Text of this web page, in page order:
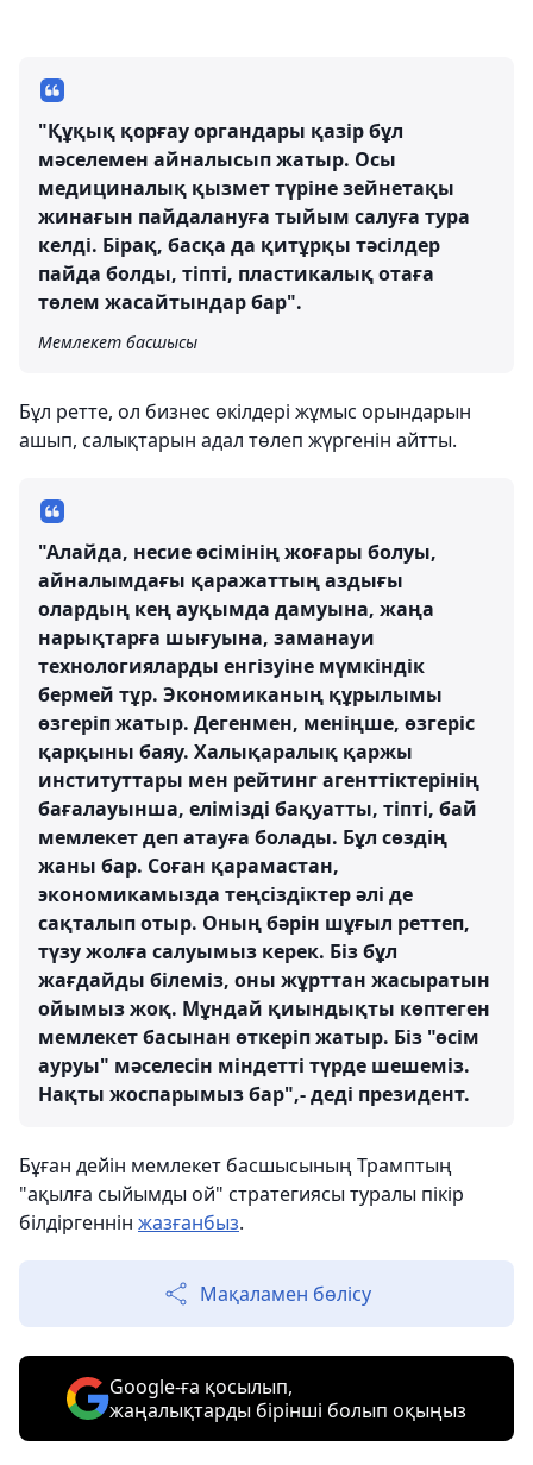
"Құқық қорғау органдары қазір бұл
мәселемен айналысып жатыр. Осы
медициналық қызмет түріне зейнетақы
жинағын пайдалануға тыйым салуға тура
келді. Бірақ, басқа да қитұрқы тәсілдер
пайда болды, тіпті, пластикалық отаға
төлем жасайтындар бар".
Мемлекет басшысы
Бұл ретте, ол бизнес өкілдері жұмыс орындарын
ашып, салықтарын адал төлеп жүргенін айтты.
"Алайда, несие өсімінің жоғары болуы,
айналымдағы қаражаттың аздығы
олардың кең ауқымда дамуына, жаңа
нарықтарға шығуына, заманауи
технологияларды енгізуіне мүмкіндік
бермей тұр. Экономиканың құрылымы
өзгеріп жатыр. Дегенмен, меніңше, өзгеріс
қарқыны баяу. Халықаралық қаржы
институттары мен рейтинг агенттіктерінің
бағалауынша, елімізді бақуатты, тіпті, бай
мемлекет деп атауға болады. Бұл сөздің
жаны бар. Соған қарамастан,
экономикамызда теңсіздіктер әлі де
сақталып отыр. Оның бәрін шұғыл реттеп,
түзу жолға салуымыз керек. Біз бұл
жағдайды білеміз, оны жұрттан жасыратын
ойымыз жоқ. Мұндай қиындықты көптеген
мемлекет басынан өткеріп жатыр. Біз "өсім
ауруы" мәселесін міндетті түрде шешеміз.
Нақты жоспарымыз бар",- деді президент.
Бұған дейін мемлекет басшысының Трамптың
"ақылға сыйымды ой" стратегиясы туралы пікір
білдіргеннін жазғанбыз.
Мақаламен бөлісу
Google-ға қосылып,
жаңалықтарды бірінші болып оқыңыз